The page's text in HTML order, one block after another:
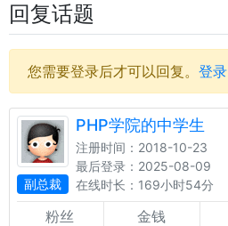
回复话题
您需要登录后才可以回复。 登录
副总裁
PHP学院的中学生
注册时间：2018-10-23
最后登录：2025-08-09
在线时长：169小时54分
粉丝
金钱